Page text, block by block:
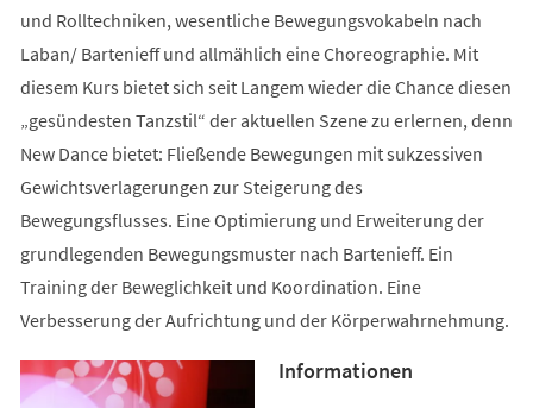
und Rolltechniken, wesentliche Bewegungsvokabeln nach
Laban/ Bartenieff und allmählich eine Choreographie. Mit
diesem Kurs bietet sich seit Langem wieder die Chance diesen
„gesündesten Tanzstil“ der aktuellen Szene zu erlernen, denn
New Dance bietet: Fließende Bewegungen mit sukzessiven
Gewichtsverlagerungen zur Steigerung des
Bewegungsflusses. Eine Optimierung und Erweiterung der
grundlegenden Bewegungsmuster nach Bartenieff. Ein
Training der Beweglichkeit und Koordination. Eine
Verbesserung der Aufrichtung und der Körperwahrnehmung.
Informationen